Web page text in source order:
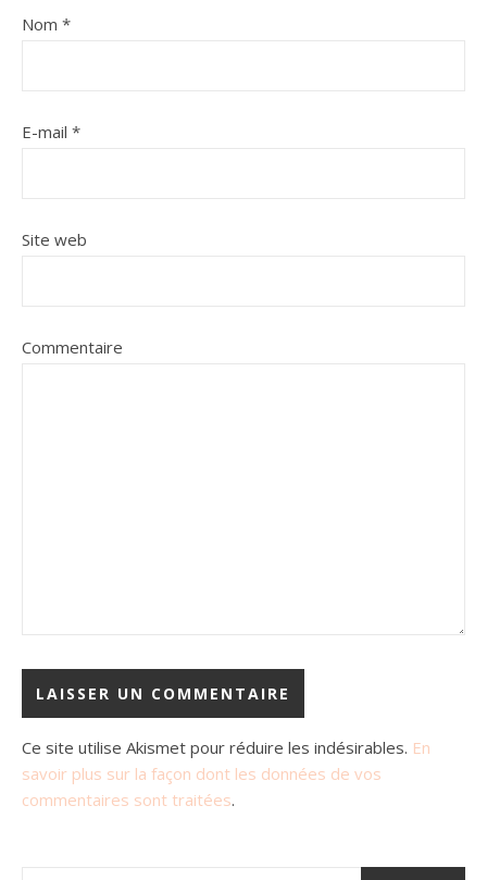
Nom *
E-mail *
Site web
Commentaire
Ce site utilise Akismet pour réduire les indésirables. En
savoir plus sur la façon dont les données de vos
commentaires sont traitées.